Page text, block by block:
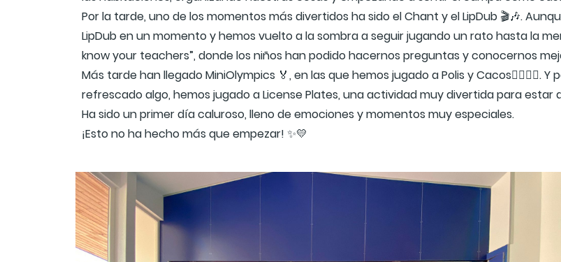
Por la tarde, uno de los momentos más divertidos ha sido el Chant y el LipDub 🎬🎶.
LipDub en un momento y hemos vuelto a la sombra a seguir jugando un rato hasta la
know your teachers”, donde los niños han podido hacernos preguntas y conocernos
Más tarde han llegado MiniOlympics 🏅, en las que hemos jugado a Polis y Cacos🏃‍♀️🏃‍♂️.
refrescado algo, hemos jugado a License Plates, una actividad muy divertida para
Ha sido un primer día caluroso, lleno de emociones y momentos muy especiales.
¡Esto no ha hecho más que empezar! ✨💛